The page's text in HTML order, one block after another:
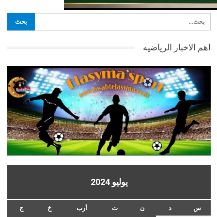
اهم الاخبار الرياضيه
يوليو 2024
س د ن ث أرب خ ج